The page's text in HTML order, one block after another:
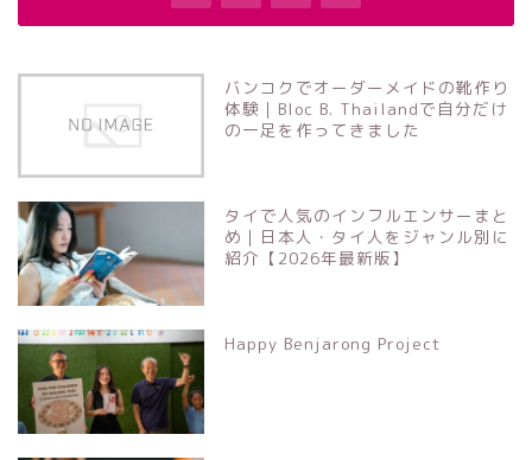
バンコクでオーダーメイドの靴作り
体験｜Bloc B. Thailandで自分だけ
の一足を作ってきました
タイで人気のインフルエンサーまと
め｜日本人・タイ人をジャンル別に
紹介【2026年最新版】
Happy Benjarong Project